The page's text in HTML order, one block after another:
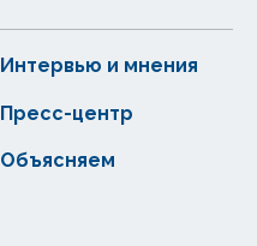
Интервью и мнения
Пресс-центр
Объясняем